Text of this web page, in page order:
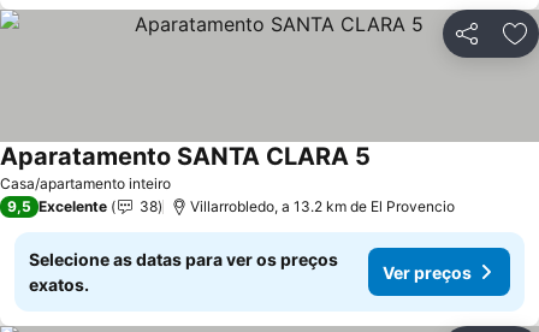
Partilhar
Casa/apartamento inteiro
Aparatamento SANTA CLARA 5
9,5 Excelente 38 Villarrobledo, a 13.2 km de El Provencio
Selecione as datas para ver os preços
exatos.
Ver preços